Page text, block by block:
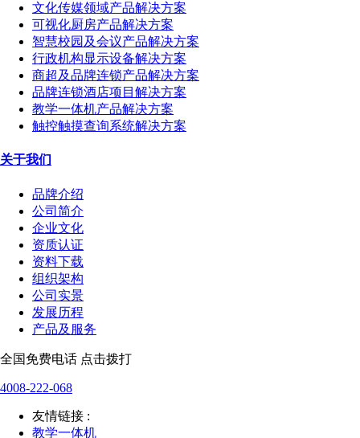
文化传媒领域产品解决方案
可视化厨房产品解决方案
智慧校园及会议产品解决方案
行政机构显示设备解决方案
商超及品牌连锁产品解决方案
品牌连锁酒店项目解决方案
教学一体机产品解决方案
触控触摸查询系统解决方案
关于我们
品牌介绍
公司简介
企业文化
资质认证
资料下载
组织架构
公司实景
发展历程
产品及服务
全国免费电话 点击拨打
4008-222-068
友情链接 :
教学一体机